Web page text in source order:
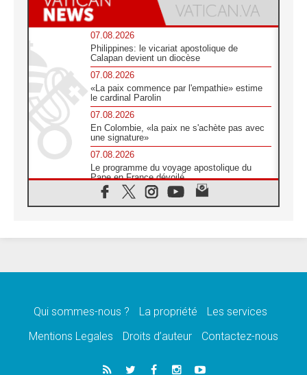
07.08.2026
Philippines: le vicariat apostolique de
Calapan devient un diocèse
07.08.2026
«La paix commence par l'empathie» estime
le cardinal Parolin
07.08.2026
En Colombie, «la paix ne s'achète pas avec
une signature»
07.08.2026
Le programme du voyage apostolique du
Pape en France dévoilé
07.08.2026
1ère Conférence continentale sur l'éducation
07.08.2026
07.08.2026
lancement des «dix jours de prière pour la
06.08.2026
Qui sommes-nous ? La propriété
Les services
Mentions Legales
Droits d’auteur Contactez-nous